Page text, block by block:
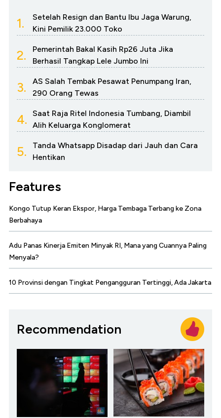
1.
Setelah Resign dan Bantu Ibu Jaga Warung,
Kini Pemilik 23.000 Toko
2.
Pemerintah Bakal Kasih Rp26 Juta Jika
Berhasil Tangkap Lele Jumbo Ini
3.
AS Salah Tembak Pesawat Penumpang Iran,
290 Orang Tewas
4.
Saat Raja Ritel Indonesia Tumbang, Diambil
Alih Keluarga Konglomerat
5.
Tanda Whatsapp Disadap dari Jauh dan Cara
Hentikan
Features
Kongo Tutup Keran Ekspor, Harga Tembaga Terbang ke Zona
Berbahaya
Adu Panas Kinerja Emiten Minyak RI, Mana yang Cuannya Paling
Menyala?
10 Provinsi dengan Tingkat Pengangguran Tertinggi, Ada Jakarta
Recommendation